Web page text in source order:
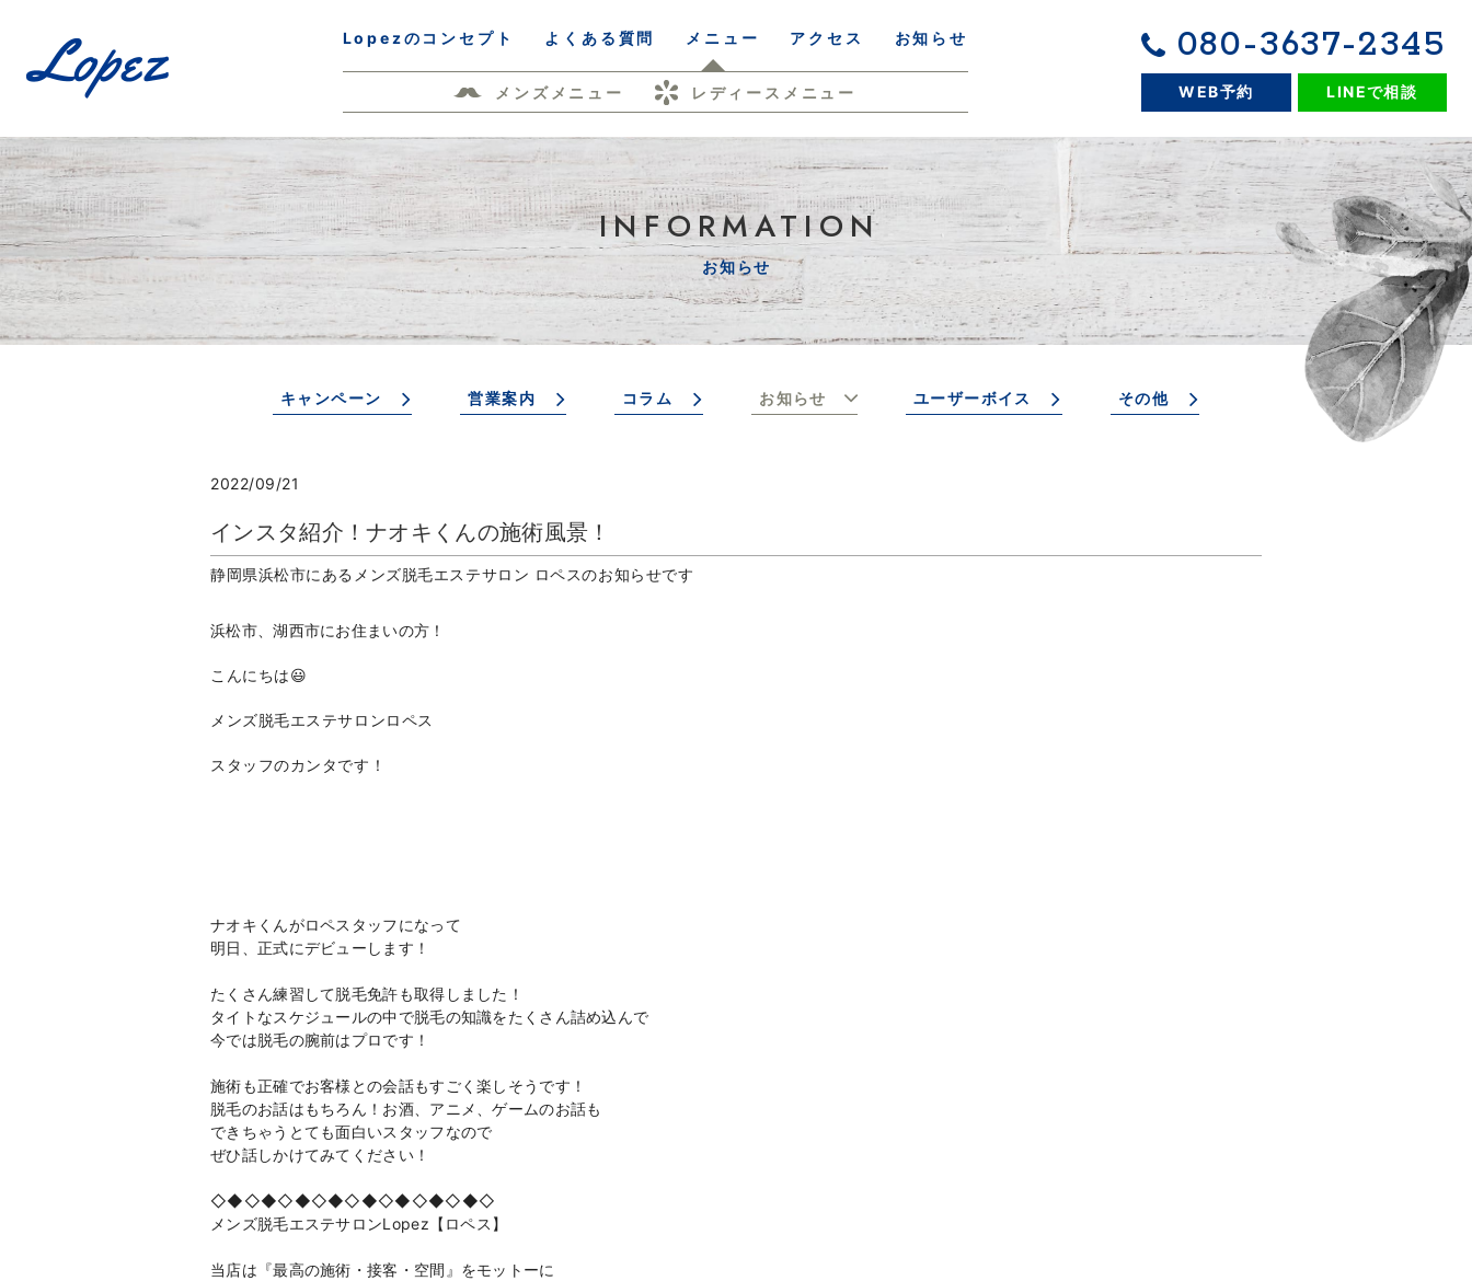
Lopezのコンセプト よくある質問 メニュー
メンズメニュー レディースメニュー
アクセス お知らせ 080-3637-2345
WEB予約 LINEで相談
INFORMATION
お知らせ
キャンペーン 営業案内 コラム お知らせ ユーザーボイス その他
2022/09/21
インスタ紹介！ナオキくんの施術風景！
静岡県浜松市にあるメンズ脱毛エステサロン ロペスのお知らせです
浜松市、湖西市にお住まいの方！
こんにちは😃
メンズ脱毛エステサロンロペス
スタッフのカンタです！
ナオキくんがロペスタッフになって
明日、正式にデビューします！
たくさん練習して脱毛免許も取得しました！
タイトなスケジュールの中で脱毛の知識をたくさん詰め込んで
今では脱毛の腕前はプロです！
施術も正確でお客様との会話もすごく楽しそうです！
脱毛のお話はもちろん！お酒、アニメ、ゲームのお話も
できちゃうとても面白いスタッフなので
ぜひ話しかけてみてください！
◇◆◇◆◇◆◇◆◇◆◇◆◇◆◇◆◇
メンズ脱毛エステサロンLopez【ロペス】
当店は『最高の施術・接客・空間』をモットーに